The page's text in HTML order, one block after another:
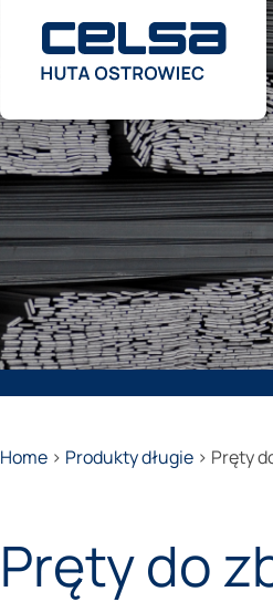
Home > Produkty długie > Pręty
Pręty do